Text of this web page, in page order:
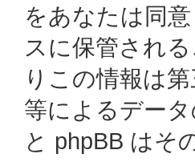
をあなたは同
スに保管され
りこの情報は
等によるデー
と phpBB はそ